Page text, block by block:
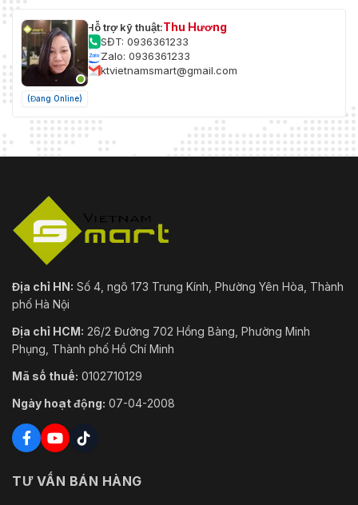
(Đang Online)
Hỗ trợ kỹ thuật:Thu Hương
SĐT: 0936361233
Zalo: 0936361233
ktvietnamsmart@gmail.com
Địa chỉ HN: Số 4, ngõ 173 Trung Kính, Phường Yên Hòa, Thành
phố Hà Nội
Địa chỉ HCM: 26/2 Đường 702 Hồng Bàng, Phường Minh
Phụng, Thành phố Hồ Chí Minh
Mã số thuế: 0102710129
Ngày hoạt động: 07-04-2008
TƯ VẤN BÁN HÀNG